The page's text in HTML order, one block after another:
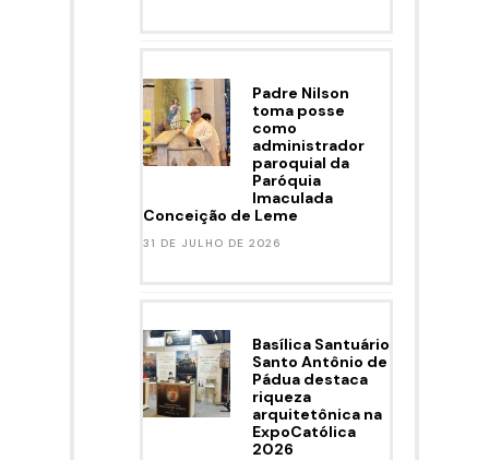
Padre Nilson
toma posse
como
administrador
paroquial da
Paróquia
Imaculada
Conceição de Leme
31 DE JULHO DE 2026
Basílica Santuário
Santo Antônio de
Pádua destaca
riqueza
arquitetônica na
ExpoCatólica
2026